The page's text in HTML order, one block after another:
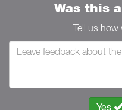
Was this
Tell us how
Yes